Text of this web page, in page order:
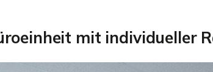
mit individueller